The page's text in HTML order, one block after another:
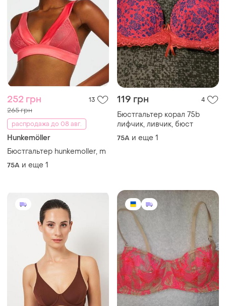
252 грн 13
265 грн
распродажа до 08 авг.
Hunkemöller
Бюстгальтер hunkemoller, m
75A и еще 1
119 грн 4
Бюстгальтер корал 75b
лифчик, ливчик, бюст
75A и еще 1